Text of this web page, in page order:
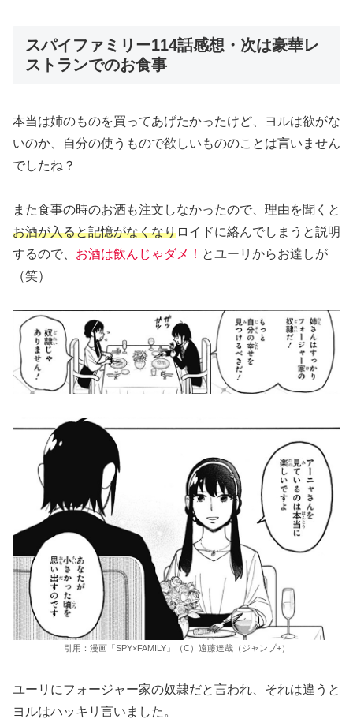
スパイファミリー114話感想・次は豪華レ
ストランでのお食事
本当は姉のものを買ってあげたかったけど、ヨルは欲がな
いのか、自分の使うもので欲しいもののことは言いません
でしたね？
また食事の時のお酒も注文しなかったので、理由を聞くと
お酒が入ると記憶がなくなりロイドに絡んでしまうと説明
するので、 お酒は飲んじゃダメ！ とユーリからお達しが
（笑）
引用：漫画「SPY×FAMILY」（C）遠藤達哉（ジャンプ+）
ユーリにフォージャー家の奴隷だと言われ、それは違うと
ヨルはハッキリ言いました。